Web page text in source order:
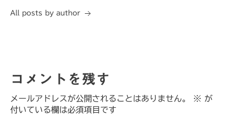
All posts by author
コメントを残す
メールアドレスが公開されることはありません。 ※ が
付いている欄は必須項目です